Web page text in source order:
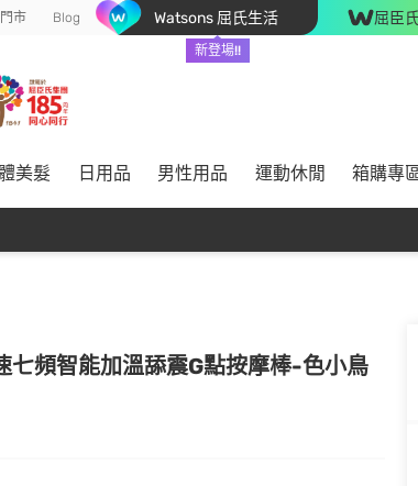
市 Blog Watsons 屈氏生活
新登場!!
屈臣
美髮 日用品 男性用品 運動休閒 箱購專
七頻智能加溫舔震G點按摩棒-色小鳥